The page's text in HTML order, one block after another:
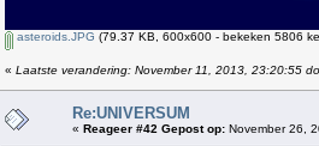
asteroids.JPG (79.37 KB, 600x600 - bekeken 5806
« Laatste verandering: November 11, 2013, 23:20:55
Re:UNIVERSUM
« Reageer #42 Gepost op: November 26,